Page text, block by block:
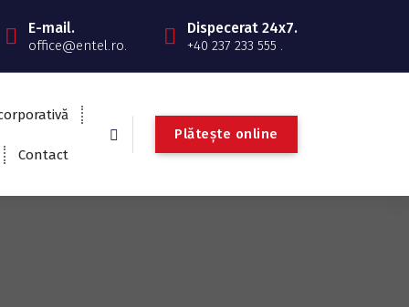
E-mail.
office@entel.ro.
Dispecerat 24x7.
+40 237 233 555 .
Contact
Plătește online